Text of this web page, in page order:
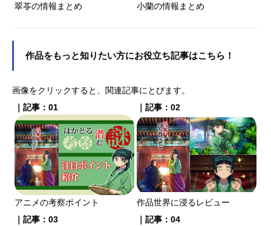
翠苓の情報まとめ 小蘭の情報まとめ
作品をもっと知りたい方にお役立ち記事はこちら！
画像をクリックすると、関連記事にとびます。
｜記事：01
アニメの考察ポイント
｜記事：02
作品世界に浸るレビュー
｜記事：03
｜記事：04